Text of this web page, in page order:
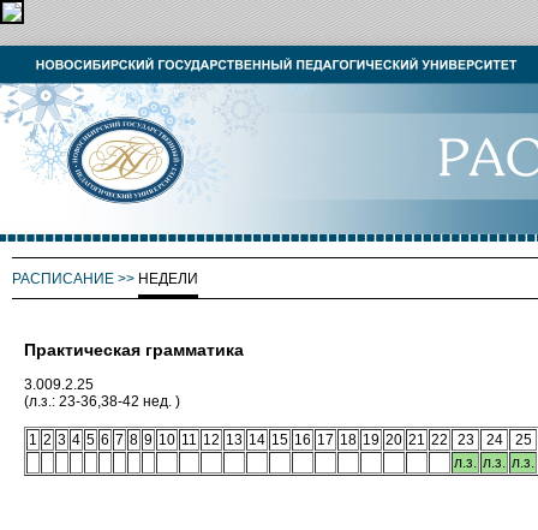
РАСПИСАНИЕ >> НЕДЕЛИ
Практическая грамматика
3.009.2.25
(л.з.: 23-36,38-42 нед. )
1 2 3 4 5 6 7 8 9 10 11 12 13 14 15 16 17 18 19 20 21 22 23 24
25
л.з. л.з. л.з.